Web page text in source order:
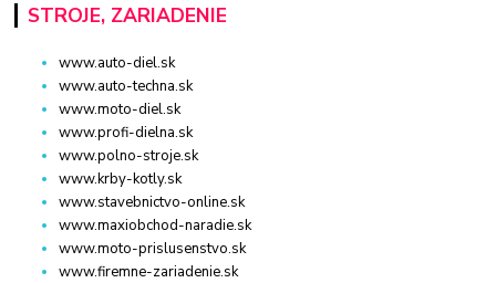
STROJE, ZARIADENIE
www.auto-diel.sk
www.auto-techna.sk
www.moto-diel.sk
www.profi-dielna.sk
www.polno-stroje.sk
www.krby-kotly.sk
www.stavebnictvo-online.sk
www.maxiobchod-naradie.sk
www.moto-prislusenstvo.sk
www.firemne-zariadenie.sk